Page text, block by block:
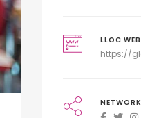
LLOC WEB
https://
NETWORK